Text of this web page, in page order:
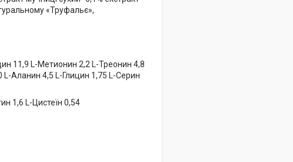
«Труфальє»,
11,9 L-Метионин 2,2 L-Треонин 4,8
L-Аланин 4,5 L-Глицин 1,75 L-Серин
1,6 L-Цистеїн 0,54